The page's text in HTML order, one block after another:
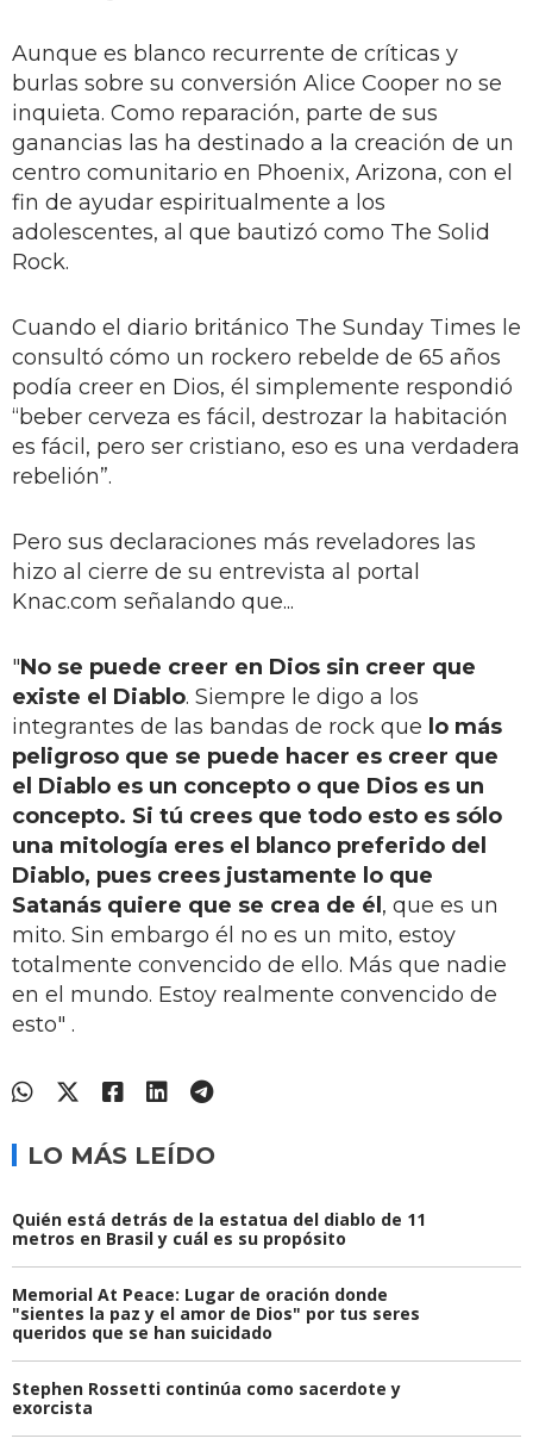
Aunque es blanco recurrente de críticas y
burlas sobre su conversión Alice Cooper no se
inquieta. Como reparación, parte de sus
ganancias las ha destinado a la creación de un
centro comunitario en Phoenix, Arizona, con el
fin de ayudar espiritualmente a los
adolescentes, al que bautizó como The Solid
Rock.
Cuando el diario británico The Sunday Times le
consultó cómo un rockero rebelde de 65 años
podía creer en Dios, él simplemente respondió
“beber cerveza es fácil, destrozar la habitación
es fácil, pero ser cristiano, eso es una verdadera
rebelión”.
Pero sus declaraciones más reveladores las
hizo al cierre de su entrevista al portal
Knac.com señalando que...
"No se puede creer en Dios sin creer que
existe el Diablo. Siempre le digo a los
integrantes de las bandas de rock que lo más
peligroso que se puede hacer es creer que
el Diablo es un concepto o que Dios es un
concepto. Si tú crees que todo esto es sólo
una mitología eres el blanco preferido del
Diablo, pues crees justamente lo que
Satanás quiere que se crea de él, que es un
mito. Sin embargo él no es un mito, estoy
totalmente convencido de ello. Más que nadie
en el mundo. Estoy realmente convencido de
esto" .
LO MÁS LEÍDO
Quién está detrás de la estatua del diablo de 11
metros en Brasil y cuál es su propósito
Memorial At Peace: Lugar de oración donde
"sientes la paz y el amor de Dios" por tus seres
queridos que se han suicidado
Stephen Rossetti continúa como sacerdote y
exorcista